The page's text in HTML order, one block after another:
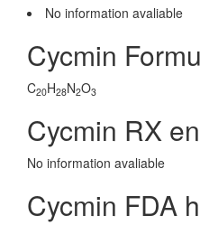
No information avaliable
Cycmin
C20H28N2O3
Cycmin RX
No information avaliable
Cycmin FDA